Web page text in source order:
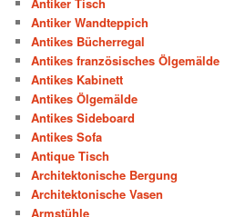
Antiker Tisch
Antiker Wandteppich
Antikes Bücherregal
Antikes französisches Ölgemälde
Antikes Kabinett
Antikes Ölgemälde
Antikes Sideboard
Antikes Sofa
Antique Tisch
Architektonische Bergung
Architektonische Vasen
Armstühle